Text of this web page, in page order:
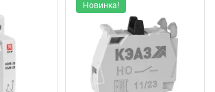
Новинка!